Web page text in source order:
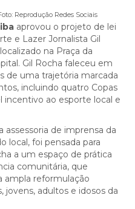
Reprodução Redes Sociais
aprovou o projeto de lei
e Lazer Jornalista Gil
na Praça da
Gil Rocha faleceu em
de uma trajetória marcada
incluindo quatro Copas
incentivo ao esporte local e
de imprensa da
local, foi pensada para
a um espaço de prática
comunitária, que
ampla reformulação
jovens, adultos e idosos da